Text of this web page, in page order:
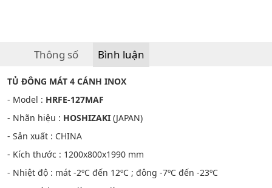
Thông số Bình luận
TỦ ĐÔNG MÁT 4 CÁNH INOX
- Model : HRFE-127MAF
- Nhãn hiệu : HOSHIZAKI(JAPAN)
- Sản xuất : CHINA
- Kích thước : 1200x800x1990 mm
- Nhiệt độ : mát -2ºC đến 12ºC ; đông -7ºC đến -23ºC